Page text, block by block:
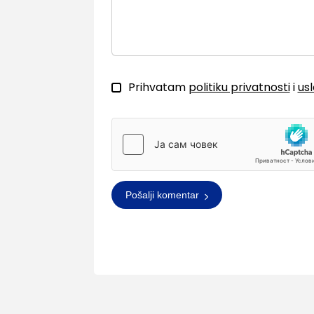
Prihvatam politiku privatnostii
Pošalji komentar